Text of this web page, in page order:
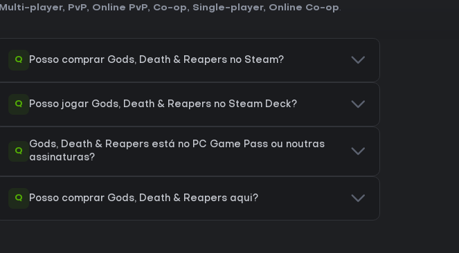
Multi-player, PvP, Online PvP, Co-op, Single-player, Online Co-op.
Q Posso comprar Gods, Death & Reapers no Steam?
Q Posso jogar Gods, Death & Reapers no Steam Deck?
Q
Gods, Death & Reapers está no PC Game Pass ou noutras
assinaturas?
Q Posso comprar Gods, Death & Reapers aqui?